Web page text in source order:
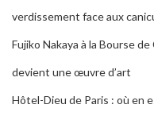
verdissement face aux
Fujiko Nakaya à la Bourse
devient une œuvre d’art
Hôtel-Dieu de Paris : où en